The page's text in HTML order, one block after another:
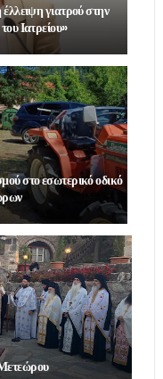
γιατρού στην
Ιατρείου»
στο εσωτερικό οδικό